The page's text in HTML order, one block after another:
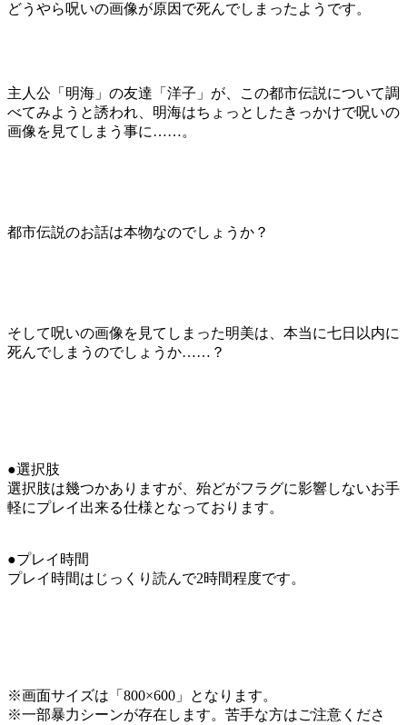
どうやら呪いの画像が原因で死んでしまったようです。
主人公「明海」の友達「洋子」が、この都市伝説について調
べてみようと誘われ、明海はちょっとしたきっかけで呪いの
画像を見てしまう事に……。
都市伝説のお話は本物なのでしょうか？
そして呪いの画像を見てしまった明美は、本当に七日以内に
死んでしまうのでしょうか……？
●選択肢
選択肢は幾つかありますが、殆どがフラグに影響しないお手
軽にプレイ出来る仕様となっております。
●プレイ時間
プレイ時間はじっくり読んで2時間程度です。
※画面サイズは「800×600」となります。
※一部暴力シーンが存在します。苦手な方はご注意くださ